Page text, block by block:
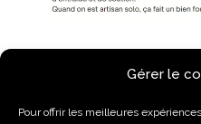
Gérer le
Pour offrir les meilleures